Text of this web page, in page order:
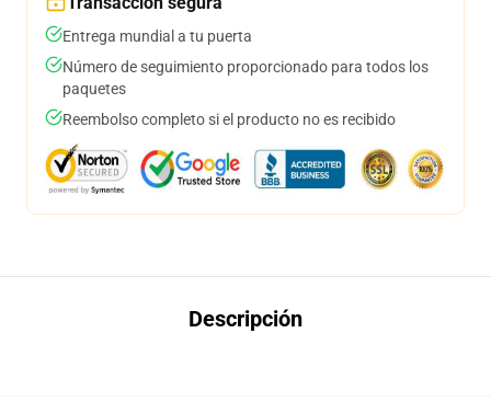
Entrega mundial a tu puerta
Número de seguimiento proporcionado para todos los
paquetes
Reembolso completo si el producto no es recibido
Descripción